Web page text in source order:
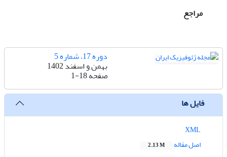
مراجع
دوره 17، شماره 5
بهمن و اسفند 1402
صفحه1-18
فایل ها
اصل مقاله
2.13 M